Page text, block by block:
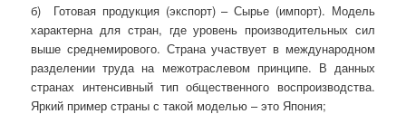
б) Готовая продукция (экспорт) – Сырье (импорт). Модель
характерна для стран, где уровень производительных сил
выше среднемирового. Страна участвует в международном
разделении труда на межотраслевом принципе. В данных
странах интенсивный тип общественного воспроизводства.
Яркий пример страны с такой моделью – это Япония;